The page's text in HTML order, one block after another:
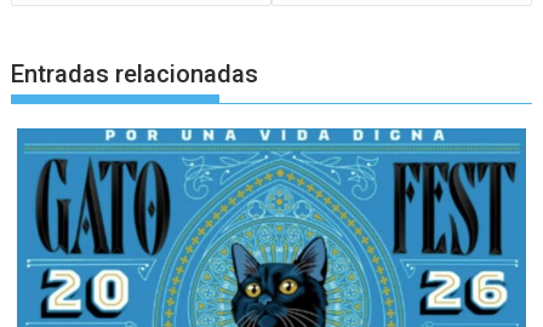
Entradas relacionadas